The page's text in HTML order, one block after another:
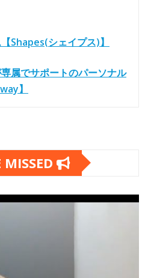
Shapes(シェイプス)】
属でサポートのパーソナル
】